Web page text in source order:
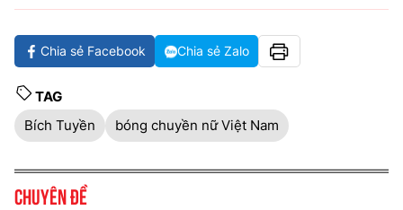
Chia sẻ Facebook Chia sẻ Zalo
TAG
Bích Tuyền
bóng chuyền nữ Việt Nam
Chuyên đề